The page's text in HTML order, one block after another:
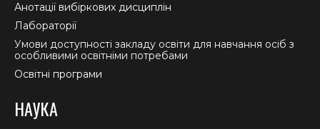
Анотації вибіркових дисциплін
Лабораторії
Умови доступності закладу освіти для навчання осіб з
особливими освітніми потребами
Освітні програми
НАУКА